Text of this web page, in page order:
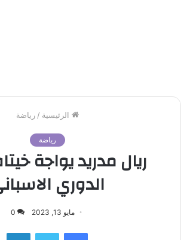
الرئيسية / رياضة
رياضة
ريال مدريد يواجة
الدوري
مايو 13, 2023 0